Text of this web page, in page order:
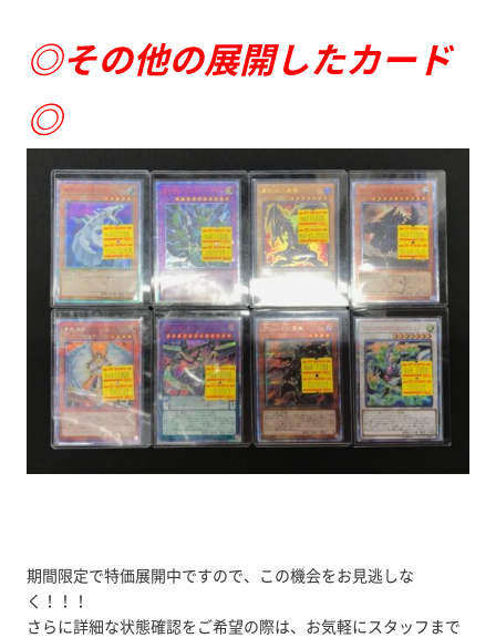
◎その他の展開したカード
◎
期間限定で特価展開中ですので、この機会をお見逃しな
く！！！
さらに詳細な状態確認をご希望の際は、お気軽にスタッフまで